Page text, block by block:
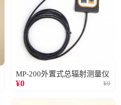
MP-200外置式总辐射测量仪
¥0 ¥0